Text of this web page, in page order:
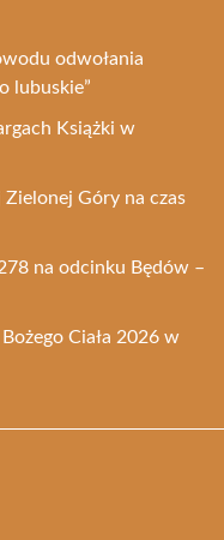
odwołania
lubuskie”
Książki w
Góry na czas
na odcinku Będów –
Ciała 2026 w